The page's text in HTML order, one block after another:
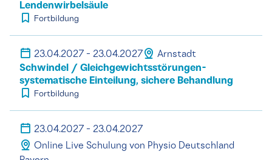
Lendenwirbelsäule
Fortbildung
23.04.2027 - 23.04.2027 Arnstadt
Schwindel / Gleichgewichtsstörungen-
systematische Einteilung, sichere Behandlung
Fortbildung
23.04.2027 - 23.04.2027
Online Live Schulung von Physio Deutschland